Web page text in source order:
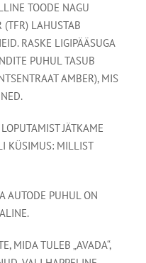
TOODE NAGU
(TFR) LAHUSTAB
RASKE LIGIPÄÄSUGA
PUHUL TASUB
AMBER), MIS
JÄTKAME
KÜSIMUS: MILLIST
AUTODE PUHUL ON
MIDA TULEB „AVADA“,